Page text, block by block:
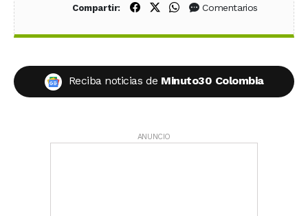
Compartir: Compartir en Facebook
Compartir en X (Twitter)
Compartir en WhatsApp
Comentarios
Reciba noticias de Minuto30 Colombia
ANUNCIO